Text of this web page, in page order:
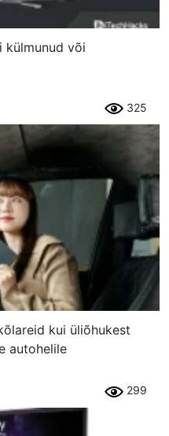
külmunud või
325
kui üliõhukest
autohelile
299